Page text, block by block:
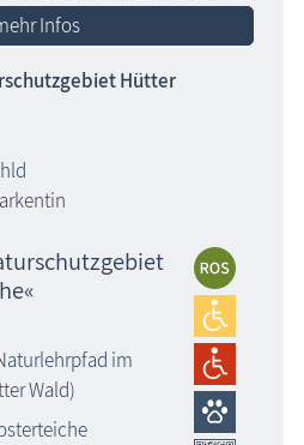
Infos
Hütter
im
Wald)